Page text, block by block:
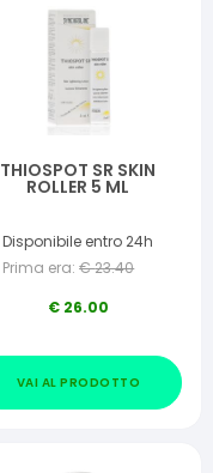
THIOSPOT SR SKIN
ROLLER 5 ML
Disponibile entro 24h
Prima era: €23.40
€ 26.00
VAI AL PRODOTTO